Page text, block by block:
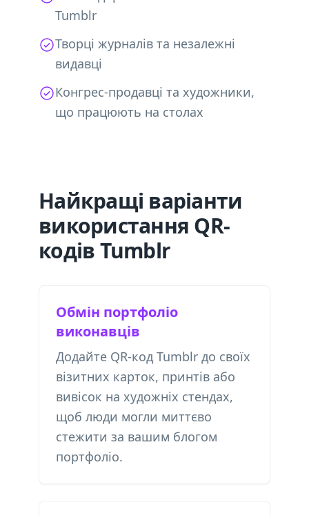
Tumblr
Творці журналів та незалежні
видавці
Конгрес-продавці та художники,
що працюють на столах
Найкращі варіанти
використання QR-
кодів Tumblr
Обмін портфоліо
виконавців
Додайте QR-код Tumblr до своїх
візитних карток, принтів або
вивісок на художніх стендах,
щоб люди могли миттєво
стежити за вашим блогом
портфоліо.